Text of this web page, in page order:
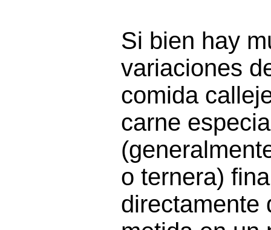
Si bien hay
variaciones
comida
carne
o ternera)
directamente